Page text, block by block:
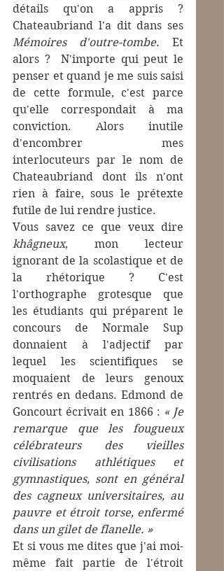
détails qu'on a appris ?
Mémoires d'outre-tombe. Et
alors ?  N'importe qui peut le
penser et quand je me suis saisi
de cette formule, c'est parce
qu'elle correspondait à ma
conviction. Alors inutile
d'encombrer mes
interlocuteurs par le nom de
Chateaubriand dont ils n'ont
rien à faire, sous le prétexte
futile de lui rendre justice.
khâgneux, mon lecteur
ignorant de la scolastique et de
la rhétorique ? C'est
l'orthographe grotesque que
les étudiants qui préparent le
concours de Normale Sup
donnaient à l'adjectif par
lequel les scientifiques se
moquaient de leurs genoux
rentrés en dedans. Edmond de
Goncourt écrivait en 1866 : « Je
remarque que les fougueux
célébrateurs des vieilles
civilisations athlétiques et
gymnastiques, sont en général
des cagneux universitaires, au
pauvre et étroit torse, enfermé
dans un gilet de flanelle. »
Et si vous me dites que j'ai moi-
même fait partie de l'étroit